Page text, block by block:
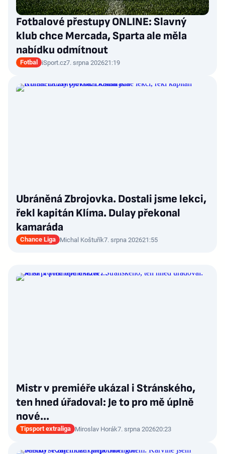
Fotbalové přestupy ONLINE: Slavný
klub chce Mercada, Sparta ale měla
nabídku odmítnout
Fotbal iSport.cz7. srpna 202621:19
Ubráněná Zbrojovka. Dostali jsme lekci,
řekl kapitán Klíma. Dulay překonal
kamaráda
Chance Liga Michal Koštuřík7. srpna 202621:55
Mistr v premiéře ukázal i Stránského,
ten hned úřadoval: Je to pro mě úplně
nové…
Tipsport extraliga Miroslav Horák7. srpna 202620:23